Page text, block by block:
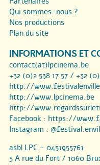
Qui sommes-nous ?
Nos productions
Plan du site
INFORMATIONS ET
contact(at)lpcinema.be
+32 (0)2 538 17 57 / +32
http://
http://www.lpcinema.be
http://
Facebook : https://
Instagram :
asbl LPC - 0451955761
5 A rue du Fort / 1060